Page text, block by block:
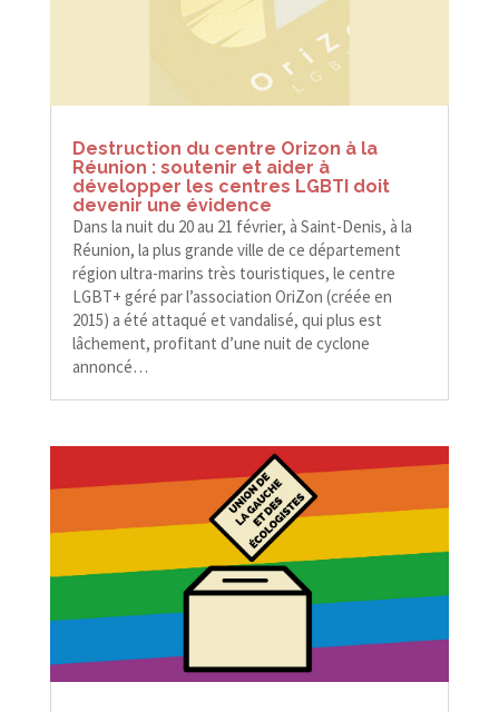
Destruction du centre Orizon à la
Réunion : soutenir et aider à
développer les centres LGBTI doit
devenir une évidence
Dans la nuit du 20 au 21 février, à Saint-​​Denis, à la
Réunion, la plus grande ville de ce département
région ultra-​​marins très touristiques, le centre
LGBT+ géré par l’association OriZon (créée en
2015) a été attaqué et vandalisé, qui plus est
lâchement, profitant d’une nuit de cyclone
annoncé…